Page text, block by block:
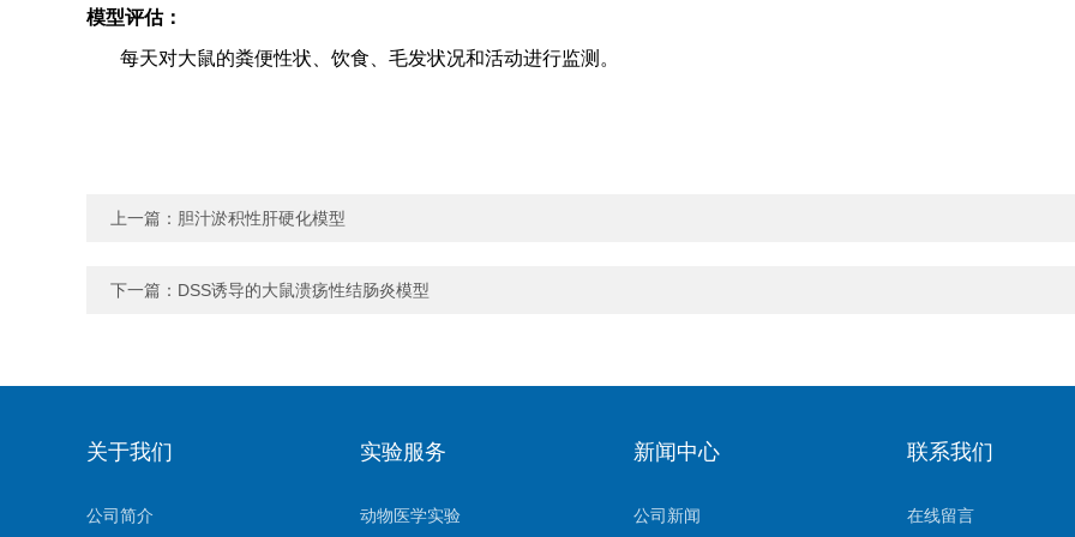
模型评估：
每天对大鼠的粪便性状、饮食、毛发状况和活动进行监测。
上一篇： 胆汁淤积性肝硬化模型
下一篇： DSS诱导的大鼠溃疡性结肠炎模型
关于我们
公司简介
实验服务
动物医学实验
新闻中心
公司新闻
联系我们
在线留言